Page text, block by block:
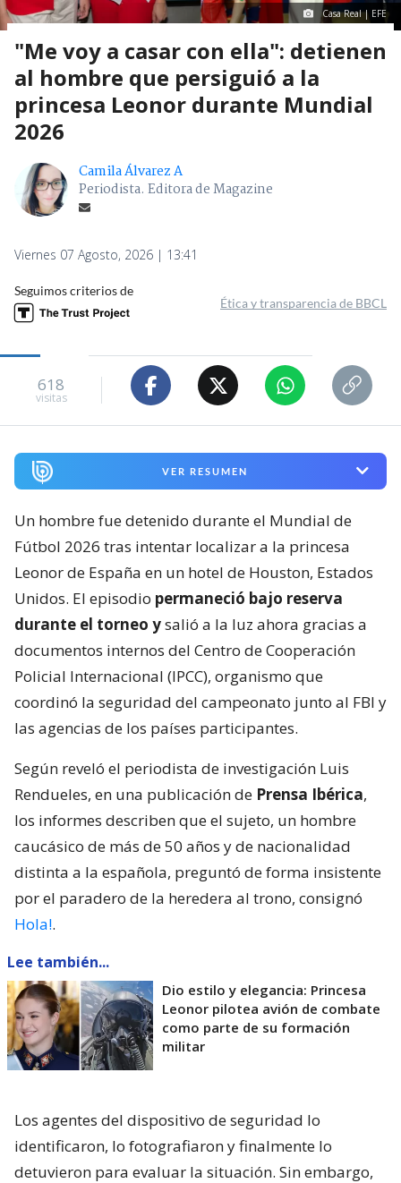
Casa Real | EFE
"Me voy a casar con ella": detienen
al hombre que persiguió a la
princesa Leonor durante Mundial
2026
Camila Álvarez A
Periodista. Editora de Magazine
Viernes 07 Agosto, 2026 | 13:41
Seguimos criterios de
Ética y transparencia de BBCL
618
visitas
VER RESUMEN
Un hombre fue detenido durante el Mundial de
Fútbol 2026 tras intentar localizar a la princesa
Leonor de España en un hotel de Houston, Estados
Unidos. El episodio permaneció bajo reserva
durante el torneo ysalió a la luz ahora gracias a
documentos internos del Centro de Cooperación
Policial Internacional (IPCC), organismo que
coordinó la seguridad del campeonato junto al FBI y
las agencias de los países participantes.
Según reveló el periodista de investigación Luis
Rendueles, en una publicación de Prensa Ibérica,
los informes describen que el sujeto, un hombre
caucásico de más de 50 años y de nacionalidad
distinta a la española, preguntó de forma insistente
por el paradero de la heredera al trono, consignó
Hola!.
Lee también...
Dio estilo y elegancia: Princesa
Leonor pilotea avión de combate
como parte de su formación
militar
Los agentes del dispositivo de seguridad lo
identificaron, lo fotografiaron y finalmente lo
detuvieron para evaluar la situación. Sin embargo,